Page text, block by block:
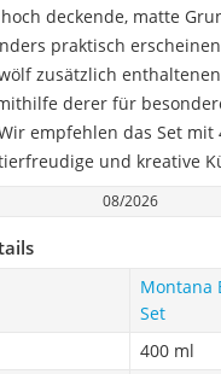
deckende, matte
praktisch
zusätzlich
derer für
empfehlen das Set mit
und kreative
08/2026
Montana
Set
400 ml